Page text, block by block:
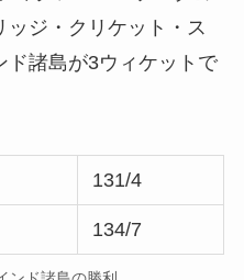
ジ・クリケット・ス
ド諸島が3ウィケットで
131/4
134/7